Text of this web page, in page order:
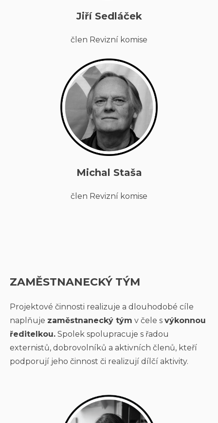
Jiří Sedláček
člen Revizní komise
Michal Staša
člen Revizní komise
ZAMĚSTNANECKÝ TÝM
Projektové činnosti realizuje a dlouhodobé cíle
naplňuje zaměstnanecký tým v čele s výkonnou
ředitelkou. Spolek spolupracuje s řadou
externistů, dobrovolníků a aktivních členů, kteří
podporují jeho činnost či realizují dílčí aktivity.